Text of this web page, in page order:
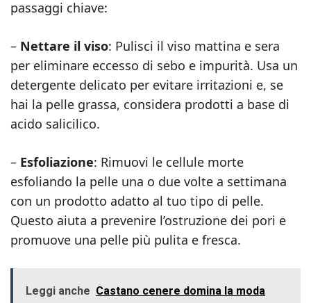
passaggi chiave:
– Nettare il viso: Pulisci il viso mattina e sera
per eliminare eccesso di sebo e impurità. Usa un
detergente delicato per evitare irritazioni e, se
hai la pelle grassa, considera prodotti a base di
acido salicilico.
– Esfoliazione: Rimuovi le cellule morte
esfoliando la pelle una o due volte a settimana
con un prodotto adatto al tuo tipo di pelle.
Questo aiuta a prevenire l’ostruzione dei pori e
promuove una pelle più pulita e fresca.
Leggi anche Castano cenere domina la moda